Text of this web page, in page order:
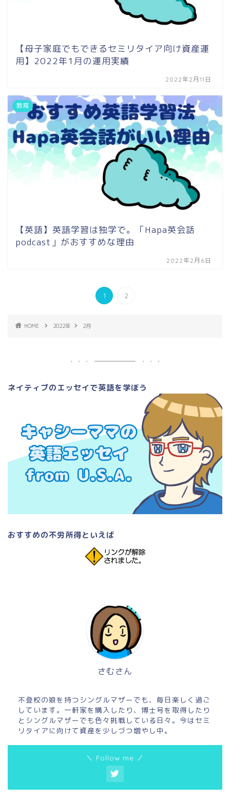
【母子家庭でもできるセミリタイア向け資産運
用】2022年1月の運用実績
2022年2月11日
教育
【英語】英語学習は独学で。「Hapa英会話
podcast」がおすすめな理由
2022年2月6日
1 2
HOME 2022年 2月
ネイティブのエッセイで英語を学ぼう
おすすめの不労所得といえば
さむさん
不登校の娘を持つシングルマザーでも、毎日楽しく過ご
しています。一軒家を購入したり、博士号を取得したり
とシングルマザーでも色々挑戦している日々。今はセミ
リタイアに向けて資産を少しづつ増やし中。
＼ Follow me ／